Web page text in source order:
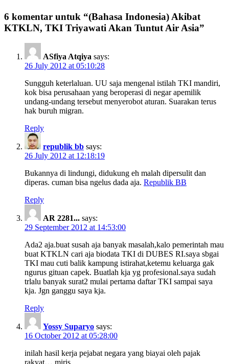
6 komentar untuk “(Bahasa Indonesia) Akibat
KTKLN, TKI Triyawati Akan Tuntut Air Asia”
ASfiya Atqiya says:
26 July 2012 at 05:10:28
Sungguh keterlaluan. UU saja mengenal istilah TKI mandiri,
kok bisa perusahaan yang beroperasi di negar apemilik
undang-undang tersebut menyerobot aturan. Suarakan terus
hak buruh migran.
Reply
republik bb says:
26 July 2012 at 12:18:19
Bukannya di lindungi, didukung eh malah dipersulit dan
diperas. cuman bisa ngelus dada aja. Republik BB
Reply
AR 2281... says:
29 September 2012 at 14:53:00
Ada2 aja.buat susah aja banyak masalah,kalo pemerintah mau
buat KTKLN cari aja biodata TKI di DUBES RI.saya sbgai
TKI mau cuti balik kampung istirahat,ketemu keluarga gak
ngurus gituan capek. Buatlah kja yg profesional.saya sudah
trlalu banyak surat2 mulai pertama daftar TKI sampai saya
kja. Jgn ganggu saya kja.
Reply
Yossy Suparyo says:
16 October 2012 at 05:28:00
inilah hasil kerja pejabat negara yang biayai oleh pajak